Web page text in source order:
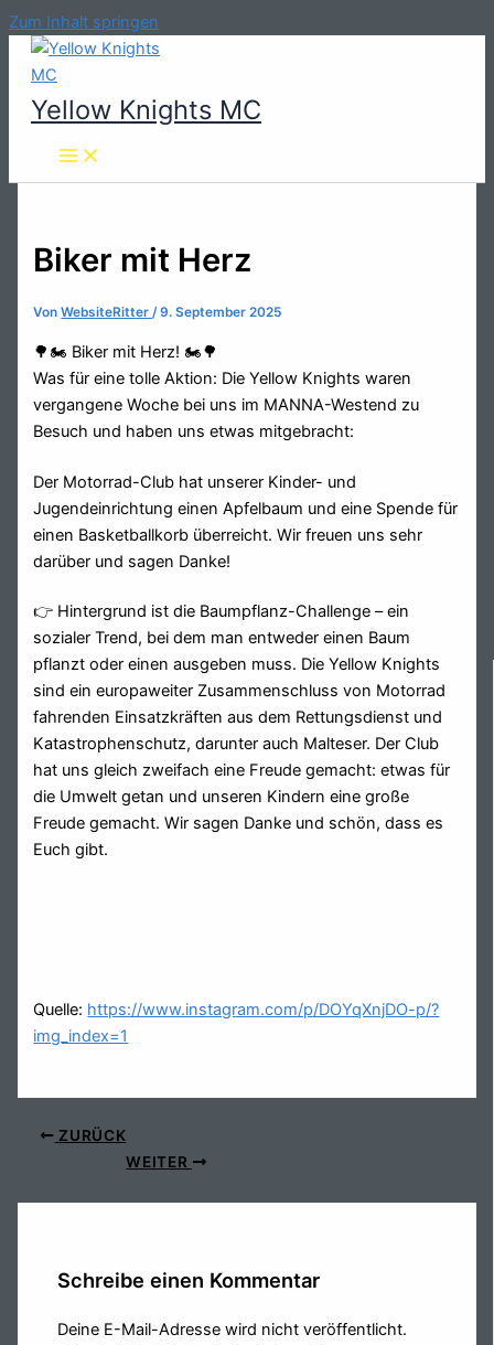
Zum Inhalt springen
Yellow Knights MC
Biker mit Herz
VonWebsiteRitter/9. September 2025
🌳🏍️ Biker mit Herz! 🏍️🌳
Was für eine tolle Aktion: Die Yellow Knights waren
vergangene Woche bei uns im MANNA-Westend zu
Besuch und haben uns etwas mitgebracht:
Der Motorrad-Club hat unserer Kinder- und
Jugendeinrichtung einen Apfelbaum und eine Spende für
einen Basketballkorb überreicht. Wir freuen uns sehr
darüber und sagen Danke!
👉 Hintergrund ist die Baumpflanz-Challenge – ein
sozialer Trend, bei dem man entweder einen Baum
pflanzt oder einen ausgeben muss. Die Yellow Knights
sind ein europaweiter Zusammenschluss von Motorrad
fahrenden Einsatzkräften aus dem Rettungsdienst und
Katastrophenschutz, darunter auch Malteser. Der Club
hat uns gleich zweifach eine Freude gemacht: etwas für
die Umwelt getan und unseren Kindern eine große
Freude gemacht. Wir sagen Danke und schön, dass es
Euch gibt.
Quelle: https://www.instagram.com/p/DOYqXnjDO-p/?
img_index=1
ZURÜCK
WEITER
Schreibe einen Kommentar
Deine E-Mail-Adresse wird nicht veröffentlicht.